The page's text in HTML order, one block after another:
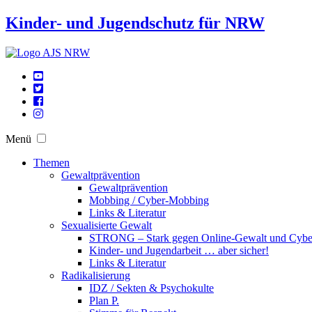
Kinder- und Jugendschutz für NRW
Menü
Themen
Gewaltprävention
Gewaltprävention
Mobbing / Cyber-Mobbing
Links & Literatur
Sexualisierte Gewalt
STRONG – Stark gegen Online-Gewalt und
Kinder- und Jugendarbeit … aber sicher!
Links & Literatur
Radikalisierung
IDZ / Sekten & Psychokulte
Plan P.